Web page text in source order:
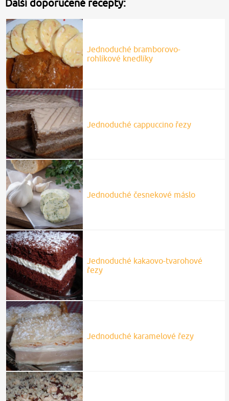
Další doporučené recepty:
Jednoduché bramborovo-
rohlíkové knedlíky
Jednoduché cappuccino řezy
Jednoduché česnekové máslo
Jednoduché kakaovo-tvarohové
řezy
Jednoduché karamelové řezy